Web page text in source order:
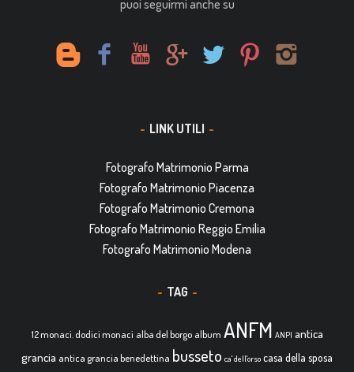
puoi seguirmi anche su
LINK UTILI
Fotografo Matrimonio Parma
Fotografo Matrimonio Piacenza
Fotografo Matrimonio Cremona
Fotografo Matrimonio Reggio Emilia
Fotografo Matrimonio Modena
TAG
12 monaci. dodici monaci alba del borgo album ANFM ANPI antica
grancia antica grancia benedettina busseto ca' dell'orso casa della sposa